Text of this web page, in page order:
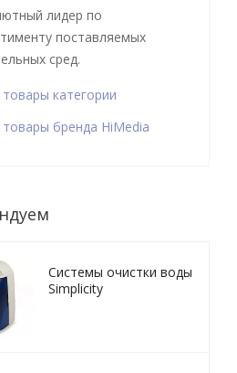
лидер по
поставляемых
сред.
товары категории
товары бренда HiMedia
Системы очистки воды
Simplicity